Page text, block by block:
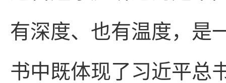
有深度、也有温度，是
书中既体现了习近平总